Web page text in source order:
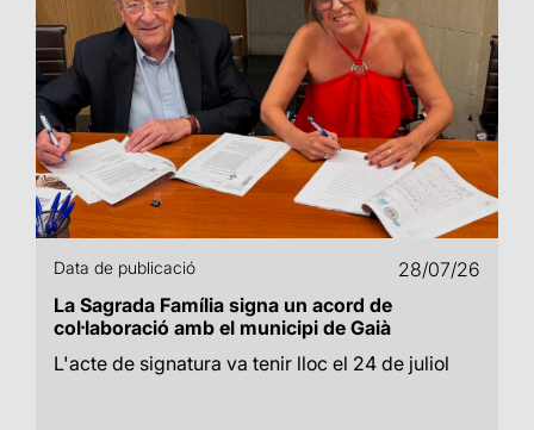
Data de publicació
28/07/26
La Sagrada Família signa un acord de
col·laboració amb el municipi de Gaià
L'acte de signatura va tenir lloc el 24 de juliol